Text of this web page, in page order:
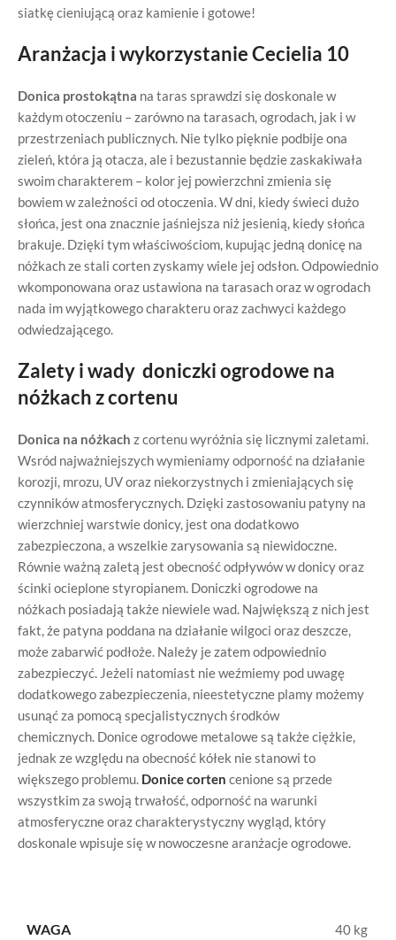
siatkę cieniującą oraz kamienie i gotowe!
Aranżacja i wykorzystanie Cecielia 10
Donica prostokątna na taras sprawdzi się doskonale w
każdym otoczeniu – zarówno na tarasach, ogrodach, jak i w
przestrzeniach publicznych. Nie tylko pięknie podbije ona
zieleń, która ją otacza, ale i bezustannie będzie zaskakiwała
swoim charakterem – kolor jej powierzchni zmienia się
bowiem w zależności od otoczenia. W dni, kiedy świeci dużo
słońca, jest ona znacznie jaśniejsza niż jesienią, kiedy słońca
brakuje. Dzięki tym właściwościom, kupując jedną donicę na
nóżkach ze stali corten zyskamy wiele jej odsłon. Odpowiednio
wkomponowana oraz ustawiona na tarasach oraz w ogrodach
nada im wyjątkowego charakteru oraz zachwyci każdego
odwiedzającego.
Zalety i wady doniczki ogrodowe na
nóżkach z cortenu
Donica na nóżkach z cortenu wyróżnia się licznymi zaletami.
Wsród najważniejszych wymieniamy odporność na działanie
korozji, mrozu, UV oraz niekorzystnych i zmieniających się
czynników atmosferycznych. Dzięki zastosowaniu patyny na
wierzchniej warstwie donicy, jest ona dodatkowo
zabezpieczona, a wszelkie zarysowania są niewidoczne.
Równie ważną zaletą jest obecność odpływów w donicy oraz
ścinki ocieplone styropianem. Doniczki ogrodowe na
nóżkach posiadają także niewiele wad. Największą z nich jest
fakt, że patyna poddana na działanie wilgoci oraz deszcze,
może zabarwić podłoże. Należy je zatem odpowiednio
zabezpieczyć. Jeżeli natomiast nie weźmiemy pod uwagę
dodatkowego zabezpieczenia, nieestetyczne plamy możemy
usunąć za pomocą specjalistycznych środków
chemicznych. Donice ogrodowe metalowesą także ciężkie,
jednak ze względu na obecność kółek nie stanowi to
większego problemu. Donice corten cenione są przede
wszystkim za swoją trwałość, odporność na warunki
atmosferyczne oraz charakterystyczny wygląd, który
doskonale wpisuje się w nowoczesne aranżacje ogrodowe.
WAGA 40 kg